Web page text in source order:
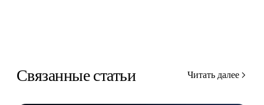
Связанные статьи Читать далее